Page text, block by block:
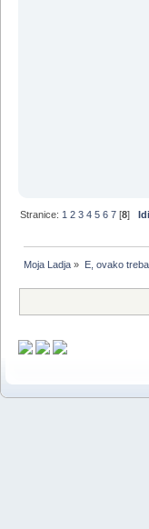
Stranice: 1 2 3 4 5 6 7 [8]
Moja Ladja » E, ovako